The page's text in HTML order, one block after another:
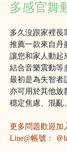
多感官舞
多久沒跟家裡長
推薦一款來自丹
讓您和家人動起
結合音樂震動等
最初是為失智者
亦可用於其他族
穩定焦慮、混亂
更多問題歡迎加
Line@帳號： ＠